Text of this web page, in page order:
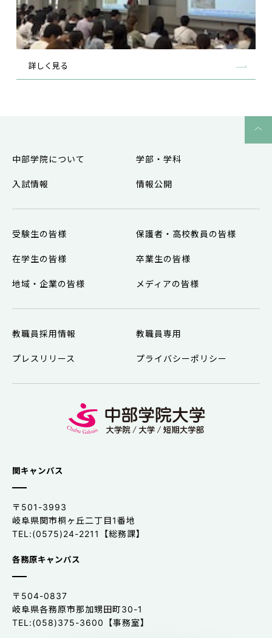
詳しく見る
関キャンパス
〒501-3993
岐阜県関市桐ヶ丘二丁目1番地
TEL:(0575)24-2211【総務課】
各務原キャンパス
〒504-0837
岐阜県各務原市那加甥田町30-1
TEL:(058)375-3600【事務室】
中部学院について 学部・学科
入試情報 情報公開
受験生の皆様 保護者・高校教員の皆様
在学生の皆様 卒業生の皆様
地域・企業の皆様 メディアの皆様
教職員採用情報 教職員専用
プレスリリース プライバシーポリシー